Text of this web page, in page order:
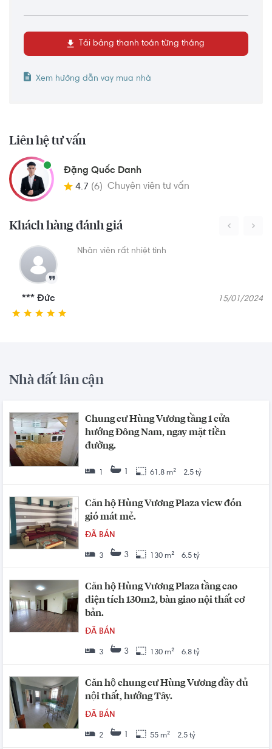
Tải bảng thanh toán từng tháng
Xem hướng dẫn vay mua nhà
Liên hệ tư vấn
Đặng Quốc Danh
4.7 (6) Chuyên viên tư vấn
Khách hàng đánh giá
*** Đức
Nhân viên rất nhiệt tình
15/01/2024
Nhà đất lân cận
Chung cư Hùng Vương tầng 1 cửa
hướng Đông Nam, ngay mặt tiền
đường.
1 61.8 m² 2.5 tỷ
Căn hộ Hùng Vương Plaza view đón
gió mát mẻ.
ĐÃ BÁN
3 3 130 m² 6.5 tỷ
Căn hộ Hùng Vương Plaza tầng cao
diện tích 130m2, bàn giao nội thất cơ
bản.
ĐÃ BÁN
3 3 130 m² 6.8 tỷ
Căn hộ chung cư Hùng Vương đầy đủ
nội thất, hướng Tây.
ĐÃ BÁN
2 1 55 m² 2.5 tỷ